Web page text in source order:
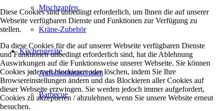
Mischzapfen
Kräne-Zubehör
Küchengeräte
Aufschnittmaschinen
Barbecue
Diese Cookies sind unbedingt erforderlich, um Ihnen die auf unserer
Webseite verfügbaren Dienste und Funktionen zur Verfügung zu
stellen.
Da diese Cookies für die auf unserer Webseite verfügbaren Dienste
und Funktionen unbedingt erforderlich sind, hat die Ablehnung
Auswirkungen auf die Funktionsweise unserer Webseite. Sie können
Cookies jederzeit blockieren oder löschen, indem Sie Ihre
Browsereinstellungen ändern und das Blockieren aller Cookies auf
dieser Webseite erzwingen. Sie werden jedoch immer aufgefordert,
Cookies zu akzeptieren / abzulehnen, wenn Sie unsere Website erneut
besuchen.